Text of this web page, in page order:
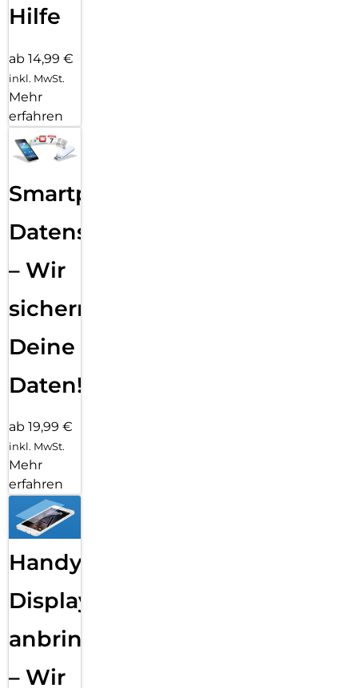
Hilfe
ab 14,99 €
inkl. MwSt.
Mehr
erfahren
Smartphone
Datensicherung
– Wir
sichern
Deine
Daten!
ab 19,99 €
inkl. MwSt.
Mehr
erfahren
Handy
Displayfolie
anbringen
– Wir